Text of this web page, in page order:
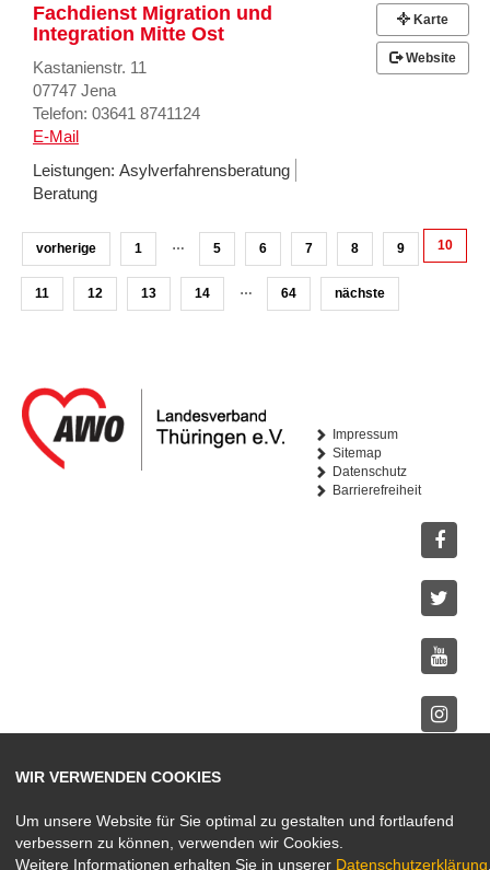
Fachdienst Migration und
Integration Mitte Ost
Kastanienstr. 11
07747 Jena
Telefon: 03641 8741124
E-Mail
Leistungen: Asylverfahrensberatung
Beratung
Karte
Website
vorherige 1 … 5 6 7 8 9 10
11 12 13 14 … 64 nächste
Impressum
Sitemap
Datenschutz
Barrierefreiheit
WIR VERWENDEN COOKIES
Um unsere Website für Sie optimal zu gestalten und fortlaufend
verbessern zu können, verwenden wir Cookies.
Weitere Informationen erhalten Sie in unserer Datenschutzerklärung